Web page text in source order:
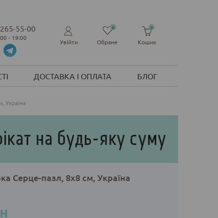
55-00
- 19:00
Увійти Обране
0
Кошик
0
ДОСТАВКА І ОПЛАТА БЛОГ
Україна
Серце-пазл, 8х8 см, Україна